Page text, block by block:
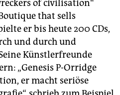
of civilisation“
that sells
er bis heute 200 CDs,
und durch und
Künstlerfreunde
„Genesis P-Orridge
er macht seriöse